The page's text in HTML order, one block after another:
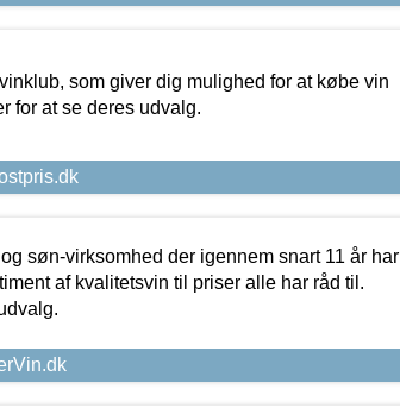
som giver dig mulighed for at købe vin
for at se deres udvalg.
søn-virksomhed der igennem snart 11 år har
af kvalitetsvin til priser alle har råd til.